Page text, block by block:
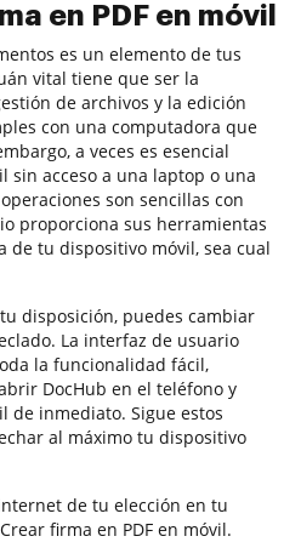
en PDF en móvil
es un elemento de tus
vital tiene que ser la
de archivos y la edición
con una computadora que
a veces es esencial
sin acceso a una laptop o una
son sencillas con
proporciona sus herramientas
tu dispositivo móvil, sea cual
disposición, puedes cambiar
La interfaz de usuario
la funcionalidad fácil,
DocHub en el teléfono y
de inmediato. Sigue estos
al máximo tu dispositivo
de tu elección en tu
firma en PDF en móvil.